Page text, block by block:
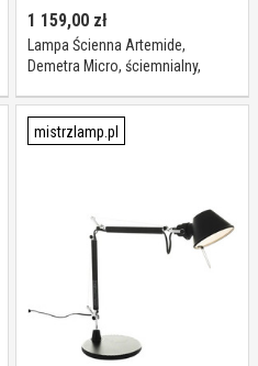
1 159,00 zł
Lampa Ścienna Artemide,
Demetra Micro, ściemnialny,
design
mistrzlamp.pl